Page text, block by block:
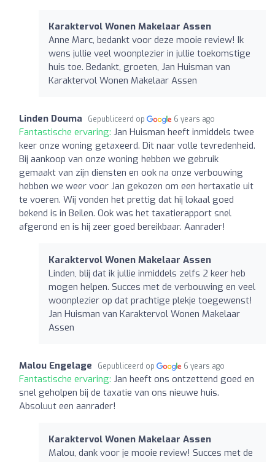
Karaktervol Wonen Makelaar Assen
Anne Marc, bedankt voor deze mooie review! Ik
wens jullie veel woonplezier in jullie toekomstige
huis toe. Bedankt, groeten, Jan Huisman van
Karaktervol Wonen Makelaar Assen
Linden Douma Gepubliceerd op 6 years ago
Fantastische ervaring: Jan Huisman heeft inmiddels twee
keer onze woning getaxeerd. Dit naar volle tevredenheid.
Bij aankoop van onze woning hebben we gebruik
gemaakt van zijn diensten en ook na onze verbouwing
hebben we weer voor Jan gekozen om een hertaxatie uit
te voeren. Wij vonden het prettig dat hij lokaal goed
bekend is in Beilen. Ook was het taxatierapport snel
afgerond en is hij zeer goed bereikbaar. Aanrader!
Karaktervol Wonen Makelaar Assen
Linden, blij dat ik jullie inmiddels zelfs 2 keer heb
mogen helpen. Succes met de verbouwing en veel
woonplezier op dat prachtige plekje toegewenst!
Jan Huisman van Karaktervol Wonen Makelaar
Assen
Malou Engelage Gepubliceerd op 6 years ago
Fantastische ervaring: Jan heeft ons ontzettend goed en
snel geholpen bij de taxatie van ons nieuwe huis.
Absoluut een aanrader!
Karaktervol Wonen Makelaar Assen
Malou, dank voor je mooie review! Succes met de